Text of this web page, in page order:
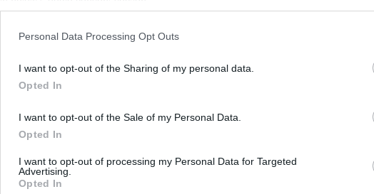
Personal Data Processing Opt Outs
I want to opt-out of the Sharing of my personal data.
Opted In
I want to opt-out of the Sale of my Personal Data.
Opted In
I want to opt-out of processing my Personal Data for Targeted
Advertising.
Opted In